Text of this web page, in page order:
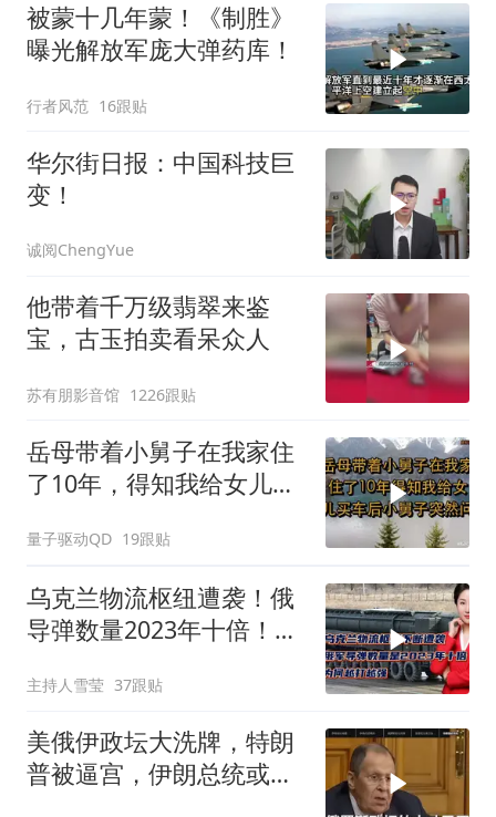
被蒙十几年蒙！《制胜》
曝光解放军庞大弹药库！
行者风范 16跟贴
华尔街日报：中国科技巨
变！
诚阅ChengYue
他带着千万级翡翠来鉴
宝，古玉拍卖看呆众人
苏有朋影音馆 1226跟贴
岳母带着小舅子在我家住
了10年，得知我给女儿买
量子驱动QD 19跟贴
乌克兰物流枢纽遭袭！俄
导弹数量2023年十倍！为
主持人雪莹 37跟贴
美俄伊政坛大洗牌，特朗
普被逼宫，伊朗总统或下